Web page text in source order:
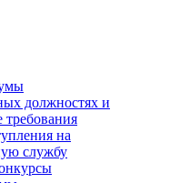
должностях и
на
службу